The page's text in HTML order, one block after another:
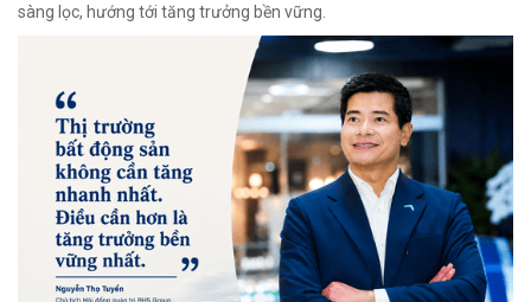
sàng lọc, hướng tới tăng trưởng bền vững.